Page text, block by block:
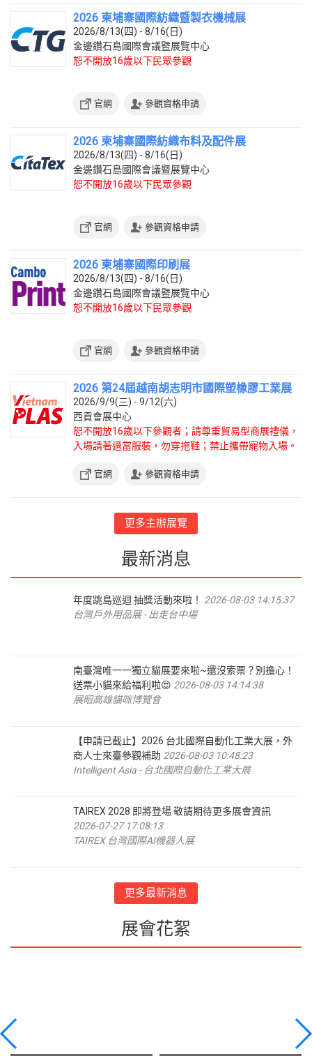
2026 柬埔寨國際紡織暨製衣機械展
2026/8/13(四) - 8/16(日)
金邊鑽石島國際會議暨展覽中心
恕不開放16歲以下民眾參觀
官網 參觀資格申請
2026 柬埔寨國際紡織布料及配件展
2026/8/13(四) - 8/16(日)
金邊鑽石島國際會議暨展覽中心
恕不開放16歲以下民眾參觀
官網 參觀資格申請
2026 柬埔寨國際印刷展
2026/8/13(四) - 8/16(日)
金邊鑽石島國際會議暨展覽中心
恕不開放16歲以下民眾參觀
官網 參觀資格申請
2026 第24屆越南胡志明市國際塑橡膠工業展
2026/9/9(三) - 9/12(六)
西貢會展中心
恕不開放16歲以下參觀者；請尊重貿易型商展禮儀，
入場請著適當服裝，勿穿拖鞋；禁止攜帶寵物入場。
官網 參觀資格申請
更多主辦展覽
最新消息
年度跳島巡迴 抽獎活動來啦！ 2026-08-03 14:15:37
台灣戶外用品展 - 出走台中場
南臺灣唯一一獨立貓展要來啦~還沒索票？別擔心！
送票小貓來給福利啦😍 2026-08-03 14:14:38
展昭高雄貓咪博覽會
【申請已截止】2026 台北國際自動化工業大展，外
商人士來臺參觀補助 2026-08-03 10:48:23
Intelligent Asia - 台北國際自動化工業大展
TAIREX 2028 即將登場 敬請期待更多展會資訊
2026-07-27 17:08:13
TAIREX 台灣國際AI機器人展
更多最新消息
展會花絮